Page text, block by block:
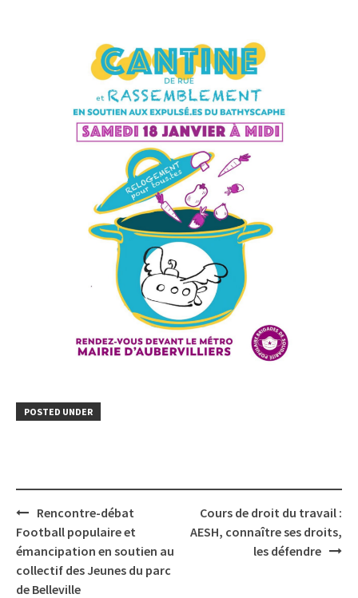
POSTED UNDER
Post
navigation
Rencontre-débat
Football populaire et
émancipation en soutien au
collectif des Jeunes du parc
de Belleville
Cours de droit du travail :
AESH, connaître ses droits,
les défendre